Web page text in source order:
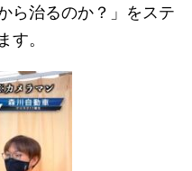
ら治るのか？」をステ
す。